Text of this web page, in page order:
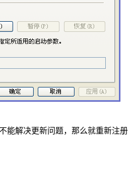
能解决更新问题，那么就重新注册